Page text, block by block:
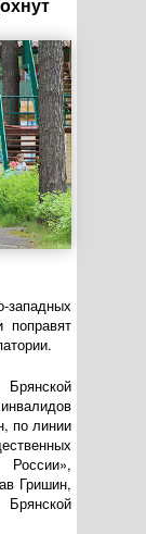
западных
поправят
по линии
Гришин,